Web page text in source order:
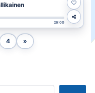
26:00
4 »